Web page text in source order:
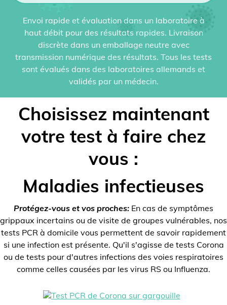
Envoi rapide et évaluation dans un laboratoire à
haut débit pour des résultats rapides. Livraison
discrète dans un emballage neutre avec
transmission numérique des résultats. Tous les tests
sont évalués dans des laboratoires allemands et
validés par un médecin.
Choisissez maintenant
votre test à faire chez
vous :
Maladies infectieuses
Protégez-vous et vos proches: En cas de symptômes
grippaux incertains ou de visite de groupes vulnérables, nos
tests PCR à domicile vous permettent de savoir rapidement
si une infection est présente. Qu'il s'agisse de tests Corona
ou de tests pour d'autres infections des voies respiratoires
comme celles causées par les virus RS ou Influenza.